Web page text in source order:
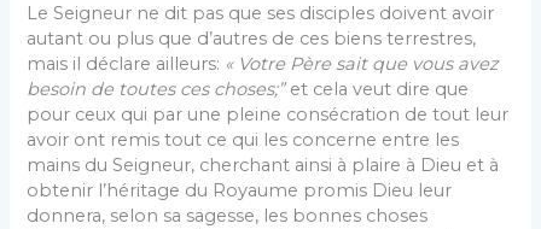
Le Seigneur ne dit pas que ses disciples doivent avoir
autant ou plus que d’autres de ces biens ter­restres,
mais il déclare ailleurs: « Votre Père sait que vous avez
besoin de toutes ces choses;”et cela veut dire que
pour ceux qui par une pleine consécration de tout leur
avoir ont remis tout ce qui les concerne entre les
mains du Seigneur, cherchant ainsi à plaire à Dieu et à
obtenir l’héritage du Royaume promis Dieu leur
donnera, selon sa sagesse, les bonnes choses